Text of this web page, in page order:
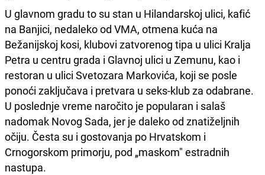
U glavnom gradu to su stan u Hilandarskoj ulici, kafić
na Banjici, nedaleko od VMA, otmena kuća na
Bežanijskoj kosi, klubovi zatvorenog tipa u ulici Kralja
Petra u centru grada i Glavnoj ulici u Zemunu, kao i
restoran u ulici Svetozara Markovića, koji se posle
ponoći zaključava i pretvara u seks-klub za odabrane.
U poslednje vreme naročito je popularan i salaš
nadomak Novog Sada, jer je daleko od znatiželjnih
očiju. Česta su i gostovanja po Hrvatskom i
Crnogorskom primorju, pod „maskom" estradnih
nastupa.